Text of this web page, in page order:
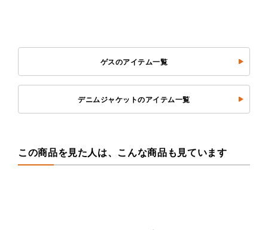
ゲスのアイテム一覧
デニムジャケットのアイテム一覧
この商品を見た人は、こんな商品も見ています